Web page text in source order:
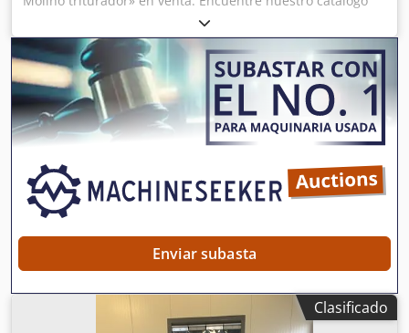
completo en nuestra página web. Fabricante: Pallmann
Modelo: PS 4 – 7,5 F N.º de serie: 2264036 Credeglvv Uopfx
Ak Aof Con motor de 75 kW. Con estructura. El molino
triturador será revisado, arenado y pintado.
Enviar subasta
Clasificado